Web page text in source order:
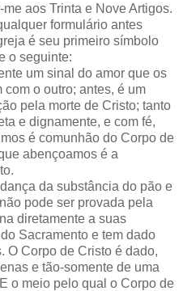
aos Trinta e Nove Artigos.
formulário antes
é seu primeiro símbolo
o seguinte:
um sinal do amor que os
o outro; antes, é um
pela morte de Cristo; tanto
e dignamente, e com fé,
é comunhão do Corpo de
abençoamos é a
da substância do pão e
pode ser provada pela
diretamente a suas
Sacramento e tem dado
O Corpo de Cristo é dado,
e tão-somente de uma
o meio pelo qual o Corpo de